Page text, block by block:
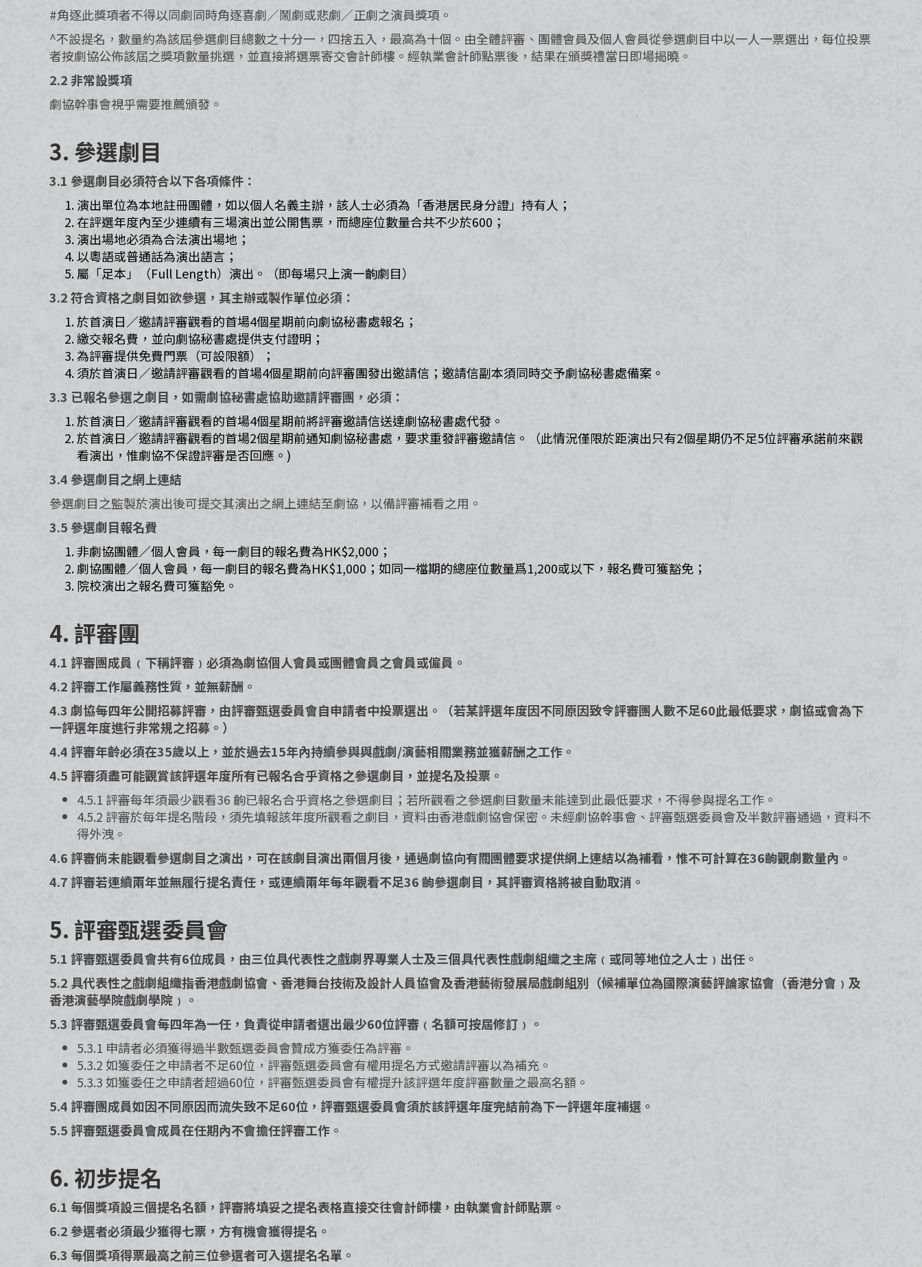
#角逐此獎項者不得以同劇同時角逐喜劇／鬧劇或悲劇／正劇之演員獎項。
^不設提名，數量約為該屆參選劇目總數之十分一，四捨五入，最高為十個。由全體評審、團體會員及個人會員從參選劇目中以一人一票選出，每位投票
者按劇協公佈該屆之獎項數量挑選，並直接將選票寄交會計師樓。經執業會計師點票後，結果在頒獎禮當日即場揭曉。
2.2 非常設獎項​
劇協幹事會視乎需要推薦頒發。​
3. 參選劇目
3.1 參選劇目必須符合以下各項條件：​
演出單位為本地註冊團體，如以個人名義主辦，該人士必須為「香港居民身分證」持有人；
在評選年度內至少連續有三場演出並公開售票，而總座位數量合共不少於600；​
演出場地必須為合法演出場地；​
以粵語或普通話為演出語言；​
屬「足本」（Full Length）演出。（即每場只上演一齣劇目）​
3.2 符合資格之劇目如欲參選，其主辦或製作單位必須：​
於首演日／邀請評審觀看的首場4個星期前向劇協秘書處報名；
繳交報名費，並向劇協秘書處提供支付證明；​
為評審提供免費門票（可設限額）；
須於首演日／邀請評審觀看的首場4個星期前向評審團發出邀請信；邀請信副本須同時交予劇協秘書處備案。​
3.3 已報名參選之劇目，如需劇協秘書處協助邀請評審團，必須：​
於首演日／邀請評審觀看的首場4個星期前將評審邀請信送達劇協秘書處代發。​
於首演日／邀請評審觀看的首場2個星期前通知劇協秘書處，要求重發評審邀請信。（此情況僅限於距演出只有2個星期仍不足5位評審承諾前來觀
看演出，惟劇協不保證評審是否回應。)
3.4 參選劇目之網上連結​
參選劇目之監製於演出後可提交其演出之網上連結至劇協，以備評審補看之用。
3.5 參選劇目報名費
非劇協團體／個人會員，每一劇目的報名費為HK$2,000；
劇協團體／個人會員，每一劇目的報名費為HK$1,000；如同一檔期的總座位數量爲1,200或以下，報名費可獲豁免；
院校演出之報名費可獲豁免。
4. 評審團​
4.1 評審團成員﹙下稱評審﹚必須為劇協個人會員或團體會員之會員或僱員。
4.2 評審工作屬義務性質，並無薪酬。
4.3 劇協每四年公開招募評審，由評審甄選委員會自申請者中投票選出。（若某評選年度因不同原因致令評審團人數不足60此最低要求，劇協或會為下
一評選年度進行非常規之招募。）
4.4 評審年齡必須在35歲以上，並於過去15年內持續參與與戲劇/演藝相關業務並獲薪酬之工作。
4.5 評審須盡可能觀賞該評選年度所有已報名合乎資格之參選劇目，並提名及投票。
4.5.1 評審每年須最少觀看36 齣已報名合乎資格之參選劇目；若所觀看之參選劇目數量未能達到此最低要求，不得參與提名工作。
4.5.2 評審於每年提名階段，須先填報該年度所觀看之劇目，資料由香港戲劇協會保密。未經劇協幹事會、評審甄選委員會及半數評審通過，資料不
得外洩。
4.6 評審倘未能觀看參選劇目之演出，可在該劇目演出兩個月後，通過劇協向有關團體要求提供網上連結以為補看，惟不可計算在36齣觀劇數量內。
4.7 評審若連續兩年並無履行提名責任，或連續兩年每年觀看不足36 齣參選劇目，其評審資格將被自動取消。
5. 評審甄選委員會 ​
5.1 評審甄選委員會共有6位成員，由三位具代表性之戲劇界專業人士及三個具代表性戲劇組織之主席﹙或同等地位之人士﹚出任。
5.2 具代表性之戲劇組織指香港戲劇協會、香港舞台技術及設計人員協會及香港藝術發展局戲劇組別（候補單位為國際演藝評論家協會（香港分會﹚及
香港演藝學院戲劇學院﹚。
5.3 評審甄選委員會每四年為一任，負責從申請者選出最少60位評審﹙名額可按屆修訂﹚。
5.3.1 申請者必須獲得過半數甄選委員會贊成方獲委任為評審。
5.3.2 如獲委任之申請者不足60位，評審甄選委員會有權用提名方式邀請評審以為補充。
5.3.3 如獲委任之申請者超過60位，評審甄選委員會有權提升該評選年度評審數量之最高名額。
5.4 評審團成員如因不同原因而流失致不足60位，評審甄選委員會須於該評選年度完結前為下一評選年度補選。
5.5 評審甄選委員會成員在任期內不會擔任評審工作。
6. 初步提名​
6.1 每個獎項設三個提名名額，評審將填妥之提名表格直接交往會計師樓，由執業會計師點票。
6.2 參選者必須最少獲得七票，方有機會獲得提名。
6.3 每個獎項得票最高之前三位參選者可入選提名名單。